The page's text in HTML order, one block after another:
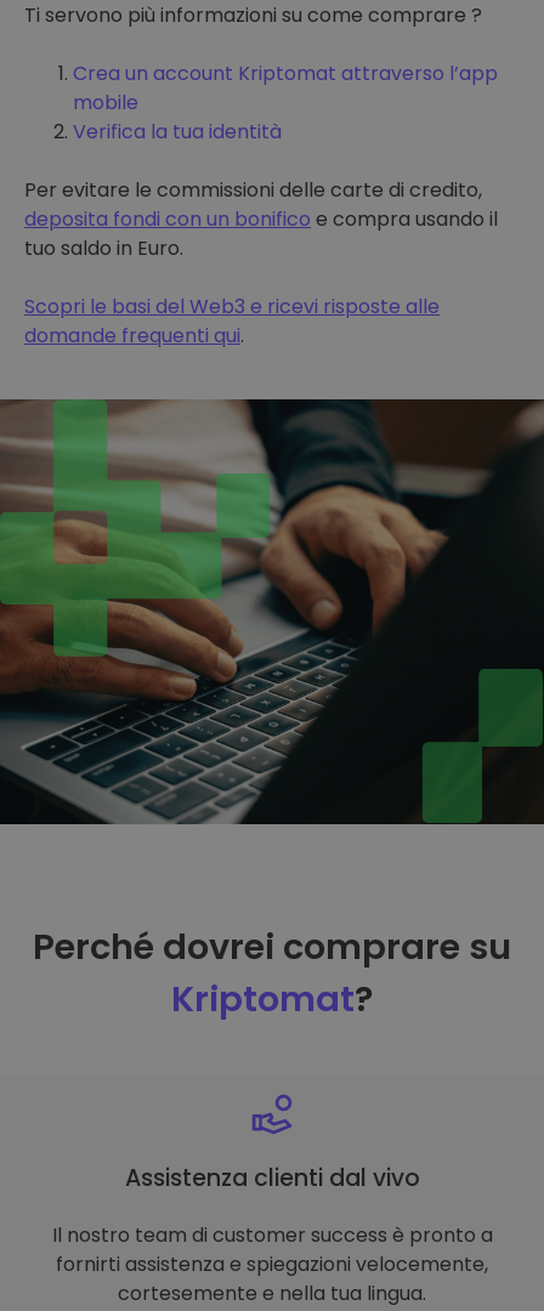
Ti servono più informazioni su come comprare ?
Crea un account Kriptomat attraverso l’app
mobile
Verifica la tua identità
Per evitare le commissioni delle carte di credito,
deposita fondi con un bonifico e compra usando il
tuo saldo in Euro.
Scopri le basi del Web3 e ricevi risposte alle
domande frequenti qui.
Perché dovrei comprare su
Kriptomat?
Assistenza clienti dal vivo
Il nostro team di customer success è pronto a
fornirti assistenza e spiegazioni velocemente,
cortesemente e nella tua lingua.